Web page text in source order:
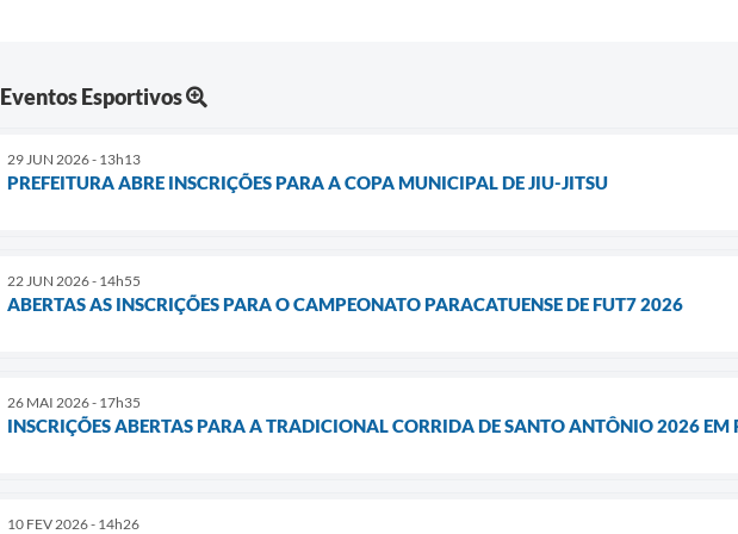
Eventos Esportivos
29 JUN 2026 - 13h13
PREFEITURA ABRE INSCRIÇÕES PARA A COPA MUNICIPAL DE JIU-JITSU
22 JUN 2026 - 14h55
ABERTAS AS INSCRIÇÕES PARA O CAMPEONATO PARACATUENSE DE FUT7 2026
26 MAI 2026 - 17h35
INSCRIÇÕES ABERTAS PARA A TRADICIONAL CORRIDA DE SANTO ANTÔNIO 2026 EM
10 FEV 2026 - 14h26